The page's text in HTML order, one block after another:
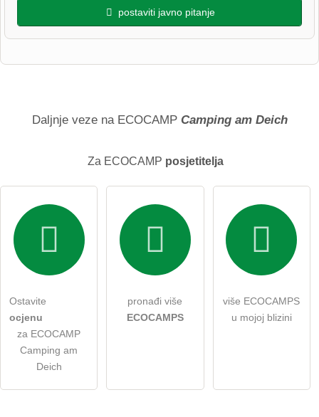
postaviti javno pitanje
E-mail adresa (neće biti objavljena)
Ovime prihvaćam uvjete i odredbe
postaviti javno pitanje Otkazati
Napomena:
posjetiteljima
Daljnje veze na ECOCAMP Camping am Deich
Za ECOCAMP posjetitelja
Ostavite
ocjenu
za ECOCAMP
Camping am
Deich
pronađi više
ECOCAMPS
više ECOCAMPS
u mojoj blizini